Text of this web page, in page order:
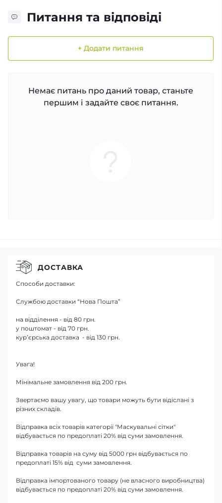
Питання та відповіді
+ Додати питання
Немає питань про даний товар, станьте
першим і задайте своє питання.
ДОСТАВКА
Способи доставки:
Службою доставки “Нова Пошта”
на відділення - від 80 грн.
у поштомат - від 70 грн.
кур’єрська доставка - від 130 грн.
Увага!
Мінімальне замовлення від 200 грн.
Звертаємо вашу увагу, що товари можуть бути відіслані з
різних складів.
Відправка всіх товарів категорії "Маскувальні сітки"
відбувається по предоплаті 20% від суми замовлення.
Відправка товарів на суму від 5000 грн відбувається по
предоплаті 15% від суми замовлення.
Відправка імпортованого товару (не власного виробництва)
відбувається по предоплаті 20% від суми замовлення.